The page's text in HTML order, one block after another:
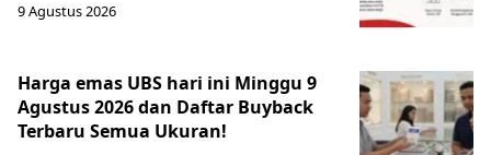
9 Agustus 2026
Harga emas UBS hari ini Minggu 9
Agustus 2026 dan Daftar Buyback
Terbaru Semua Ukuran!